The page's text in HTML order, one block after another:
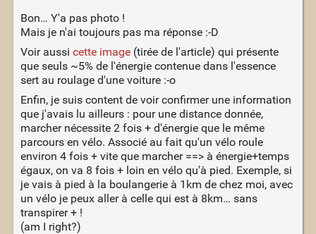
Bon… Y'a pas photo !
Mais je n'ai toujours pas ma réponse :-D
Voir aussi cette image(tirée de l'article) qui présente
que seuls ~5% de l'énergie contenue dans l'essence
sert au roulage d'une voiture :-o
Enfin, je suis content de voir confirmer une information
que j'avais lu ailleurs : pour une distance donnée,
marcher nécessite 2 fois + d'énergie que le même
parcours en vélo. Associé au fait qu'un vélo roule
environ 4 fois + vite que marcher ==> à énergie+temps
égaux, on va 8 fois + loin en vélo qu'à pied. Exemple, si
je vais à pied à la boulangerie à 1km de chez moi, avec
un vélo je peux aller à celle qui est à 8km… sans
transpirer + !
(am I right?)